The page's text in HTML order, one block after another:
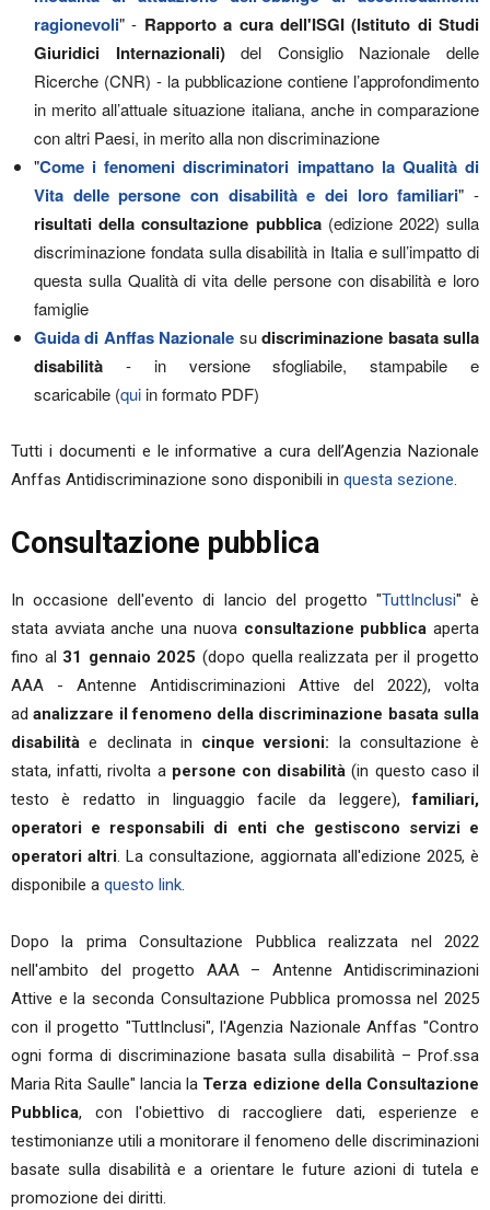
ragionevoli" - Rapporto a cura dell'ISGI (Istituto di Studi
Giuridici Internazionali)del Consiglio Nazionale delle
Ricerche (CNR) - la pubblicazione contiene l’approfondimento
in merito all’attuale situazione italiana, anche in comparazione
con altri Paesi, in merito alla non discriminazione
"Come i fenomeni discriminatori impattano la Qualità di
Vita delle persone con disabilità e dei loro familiari" -
risultati della consultazione pubblica (edizione 2022) sulla
discriminazione fondata sulla disabilità in Italia e sull’impatto di
questa sulla Qualità di vita delle persone con disabilità e loro
famiglie
Guida di Anffas Nazionale sudiscriminazione basata sulla
disabilità - in versione sfogliabile, stampabile e
scaricabile (quiin formato PDF)
Tutti i documenti e le informative a cura dell’Agenzia Nazionale
Anffas Antidiscriminazione sono disponibili in questa sezione.
Consultazione pubblica
In occasione dell'evento di lancio del progetto "TuttInclusi" è
stata avviata anche una nuova consultazione pubblicaaperta
fino al 31 gennaio 2025(dopo quella realizzata per il progetto
AAA - Antenne Antidiscriminazioni Attive del 2022),
volta
adanalizzare il fenomeno della discriminazione basata sulla
disabilitàe declinata in cinque versioni: la consultazione è
stata, infatti, rivolta a persone con disabilità (in questo caso il
testo è redatto in linguaggio facile da leggere),familiari,
operatori e responsabili di enti che gestiscono servizi e
operatori altri. La consultazione, aggiornata all'edizione 2025, è
disponibile a questo link.
Dopo la prima Consultazione Pubblica realizzata nel 2022
nell'ambito del progetto AAA – Antenne Antidiscriminazioni
Attive e la seconda Consultazione Pubblica promossa nel 2025
con il progetto "TuttInclusi", l'Agenzia Nazionale Anffas "Contro
ogni forma di discriminazione basata sulla disabilità – Prof.ssa
Maria Rita Saulle" lancia la Terza edizione della Consultazione
Pubblica, con l'obiettivo di raccogliere dati, esperienze e
testimonianze utili a monitorare il fenomeno delle discriminazioni
basate sulla disabilità e a orientare le future azioni di tutela e
promozione dei diritti.